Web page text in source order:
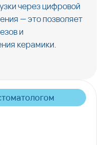
через цифровой
— это позволяет
и
керамики.